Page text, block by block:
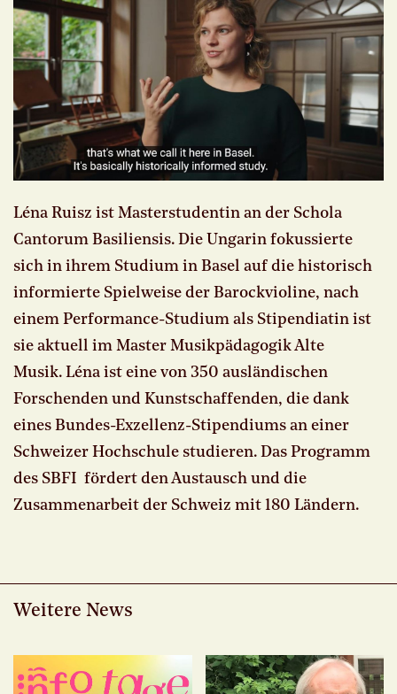
Léna Ruisz ist Masterstudentin an der Schola
Cantorum Basiliensis. Die Ungarin fokussierte
sich in ihrem Studium in Basel auf die historisch
informierte Spielweise der Barockvioline, nach
einem Performance-Studium als Stipendiatin ist
sie aktuell im Master Musikpädagogik Alte
Musik. Léna ist eine von 350 ausländischen
Forschenden und Kunstschaffenden, die dank
eines Bundes-Exzellenz-Stipendiums an einer
Schweizer Hochschule studieren. Das Programm
des SBFI fördert den Austausch und die
Zusammenarbeit der Schweiz mit 180 Ländern.
Weitere News